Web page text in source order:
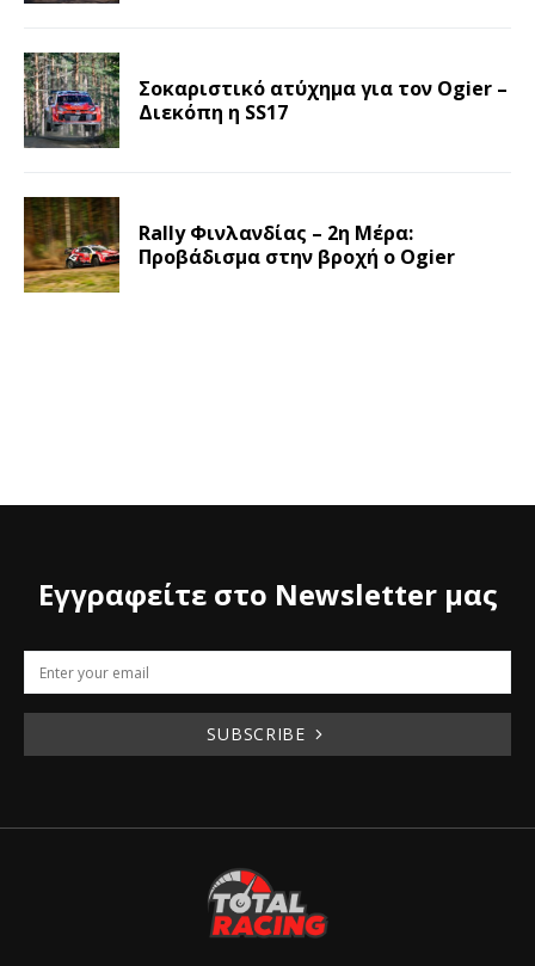
Σοκαριστικό ατύχημα για τον Ogier –
Διεκόπη η SS17
Rally Φινλανδίας – 2η Μέρα:
Προβάδισμα στην βροχή ο Ogier
Εγγραφείτε στο Newsletter μας
SUBSCRIBE